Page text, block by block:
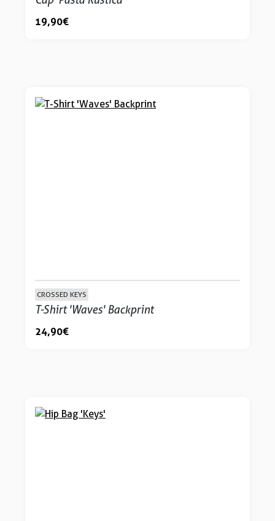
19,90 €
CROSSED KEYS
T-Shirt 'Waves' Backprint
24,90 €